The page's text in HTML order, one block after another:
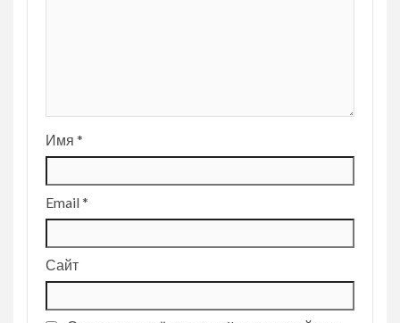
Имя *
Email*
Сайт